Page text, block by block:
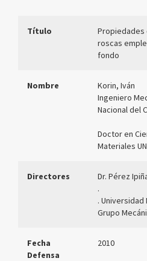
Título
Propiedades
roscas
fondo
Nombre
Korin, Iván
Ingeniero
Nacional del
Doctor en
Materiales
Directores
Dr. Pérez
.
. Universidad
Grupo
Fecha
Defensa
2010